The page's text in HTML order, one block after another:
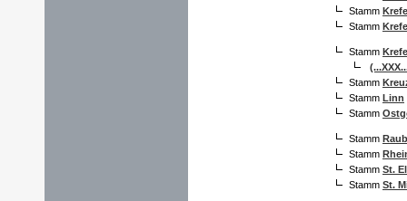
Stamm
Stamm
Stamm
Stamm
Stamm Linn
Stamm
Stamm
Stamm
Stamm St.
Stamm St.